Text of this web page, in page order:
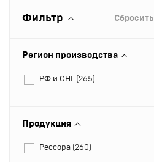
Фильтр Сбросить
Регион производства
РФ и СНГ (265)
Продукция
Рессора (260)